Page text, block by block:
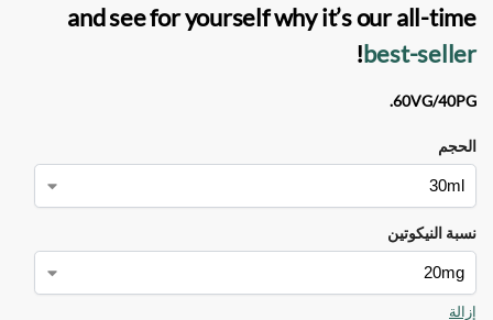
and see for yourself why it’s our all-time
best-seller
!
60VG/40PG.
الحجم
نسبة النيكوتين
إزالة